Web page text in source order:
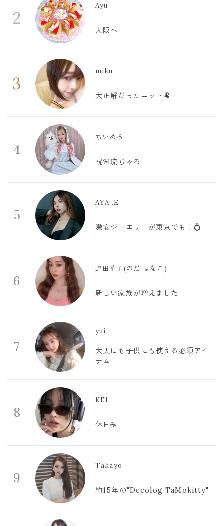
2
Ayu
大阪へ
3
miku
大正解だったニット🐏
4
ちいめろ
祝🌸琉ちゃろ
5
AYA..E
激安ジュエリーが東京でも！💍
6
野田華子(のだ はなこ)
新しい家族が増えました
7
yui
大人にも子供にも使える必須アイ
テム
8
KEI
休日☕️
9
Takayo
約15年の"Decolog TaMokitty"